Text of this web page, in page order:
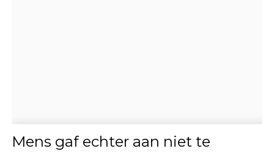
Mens gaf echter aan niet te